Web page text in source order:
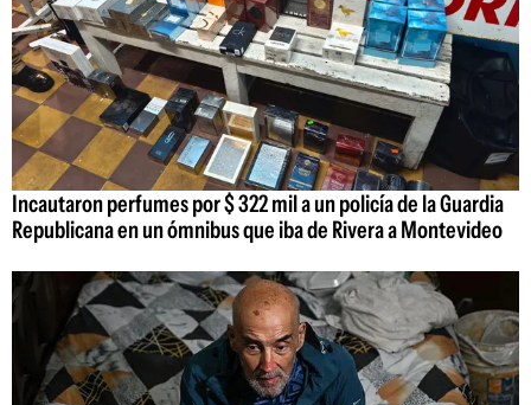
Incautaron perfumes por $ 322 mil a un policía de la Guardia
Republicana en un ómnibus que iba de Rivera a Montevideo